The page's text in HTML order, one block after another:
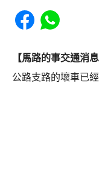
Share to Facebook
Share to
【馬路的事交通消息
公路支路的壞車已